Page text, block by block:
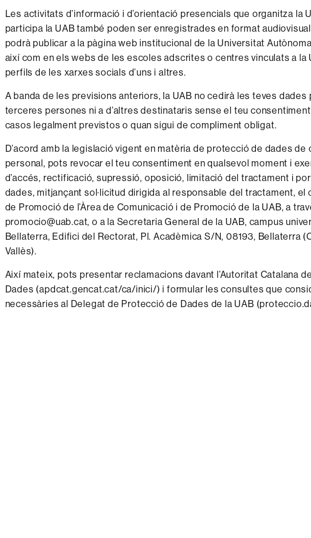
Les activitats d’informació i d’orientació presencials que organitza la
participa la UAB també poden ser enregistrades en format
podrà publicar a la pàgina web institucional de la Universitat
així com en els webs de les escoles adscrites o centres vinculats a la
perfils de les xarxes socials d’uns i altres.
A banda de les previsions anteriors, la UAB no cedirà les teves dades
terceres persones ni a d’altres destinataris sense el teu
casos legalment previstos o quan sigui de compliment obligat.
D’acord amb la legislació vigent en matèria de protecció de dades de
personal, pots revocar el teu consentiment en qualsevol moment i
d’accés, rectificació, supressió, oposició, limitació del tractament i
dades, mitjançant sol·licitud dirigida al responsable del tractament, el
de Promoció de l’Àrea de Comunicació i de Promoció de la UAB, a
promocio@uab.cat, o a la Secretaria General de la UAB, campus
Bellaterra, Edifici del Rectorat, Pl. Acadèmica S/N, 08193, Bellaterra
Vallès).
Així mateix, pots presentar reclamacions davant l’Autoritat Catalana
Dades (apdcat.gencat.cat/ca/inici/) i formular les consultes que
necessàries al Delegat de Protecció de Dades de la UAB